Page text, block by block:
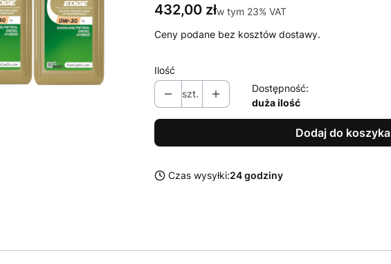
Cena
432,00 złw tym 23% VAT
w tym 23% VAT
Ceny podane bez kosztów dostawy.
Ilość
szt.
Dostępność:
duża ilość
Dodaj do koszyka
Czas wysyłki:24 godziny